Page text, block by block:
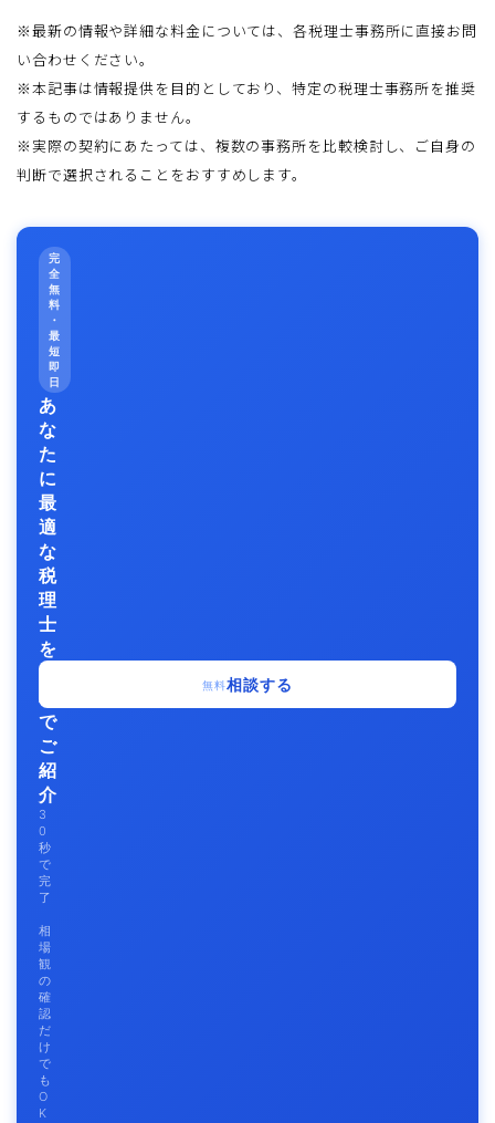
※最新の情報や詳細な料金については、各税理士事務所に直接お問
い合わせください。
※本記事は情報提供を目的としており、特定の税理士事務所を推奨
するものではありません。
※実際の契約にあたっては、複数の事務所を比較検討し、ご自身の
判断で選択されることをおすすめします。
完
全
無
料
・
最
短
即
日
あ
な
た
に
最
適
な
税
理
士
を
無
料
で
ご
紹
介
3
0
秒
で
完
了
相
場
観
の
確
認
だ
け
で
も
O
K
無料相談する